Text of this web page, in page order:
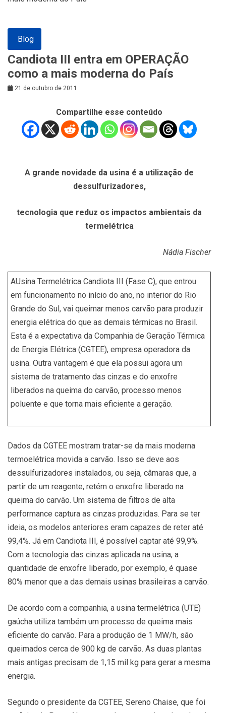
Blog
Candiota III entra em OPERAÇÃO
como a mais moderna do País
21 de outubro de 2011
Compartilhe esse conteúdo
A grande novidade da usina é a utilização de
dessulfurizadores,
tecnologia que reduz os impactos ambientais da
termelétrica
Nádia Fischer
AUsina Termelétrica Candiota III (Fase C), que entrou
em funcionamento no início do ano, no interior do Rio
Grande do Sul, vai queimar menos carvão para produzir
energia elétrica do que as demais térmicas no Brasil.
Esta é a expectativa da Companhia de Geração Térmica
de Energia Elétrica (CGTEE), empresa operadora da
usina. Outra vantagem é que ela possui agora um
sistema de tratamento das cinzas e do enxofre
liberados na queima do carvão, processo menos
poluente e que torna mais eficiente a geração.
Dados da CGTEE mostram tratar-se da mais moderna
termoelétrica movida a carvão. Isso se deve aos
dessulfurizadores instalados, ou seja, câmaras que, a
partir de um reagente, retém o enxofre liberado na
queima do carvão. Um sistema de filtros de alta
performance captura as cinzas produzidas. Para se ter
ideia, os modelos anteriores eram capazes de reter até
99,4%. Já em Candiota III, é possível captar até 99,9%.
Com a tecnologia das cinzas aplicada na usina, a
quantidade de enxofre liberado, por exemplo, é quase
80% menor que a das demais usinas brasileiras a carvão.
De acordo com a companhia, a usina termelétrica (UTE)
gaúcha utiliza também um processo de queima mais
eficiente do carvão. Para a produção de 1 MW/h, são
queimados cerca de 900 kg de carvão. As duas plantas
mais antigas precisam de 1,15 mil kg para gerar a mesma
energia.
Segundo o presidente da CGTEE, Sereno Chaise, que foi